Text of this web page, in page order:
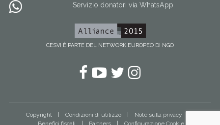
Servizio donatori via WhatsApp
CESVI È PARTE DEL NETWORK EUROPEO DI NGO
Facebook
YouTube
Twitter
Instagram
Copyright Condizioni di utilizzo
Note sulla privacy